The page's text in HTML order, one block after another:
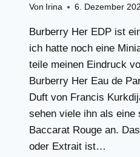
Von Irina 6. Dezember
Burberry Her EDP ist
ich hatte noch eine
teile meinen Eindruck
Burberry Her Eau de
Duft von Francis
sehen viele ihn als eine
Baccarat Rouge an.
oder Extrait ist…